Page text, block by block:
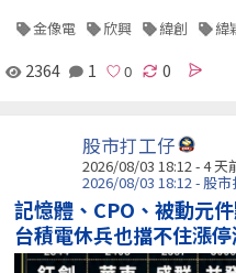
金像電 欣興 緯創 緯
2364 1 0
股市打工仔
2026/08/03 18:12 - 4 天
2026/08/03 18:12 - 股
記憶體、CPO、被動元
台積電休兵也擋不住漲停